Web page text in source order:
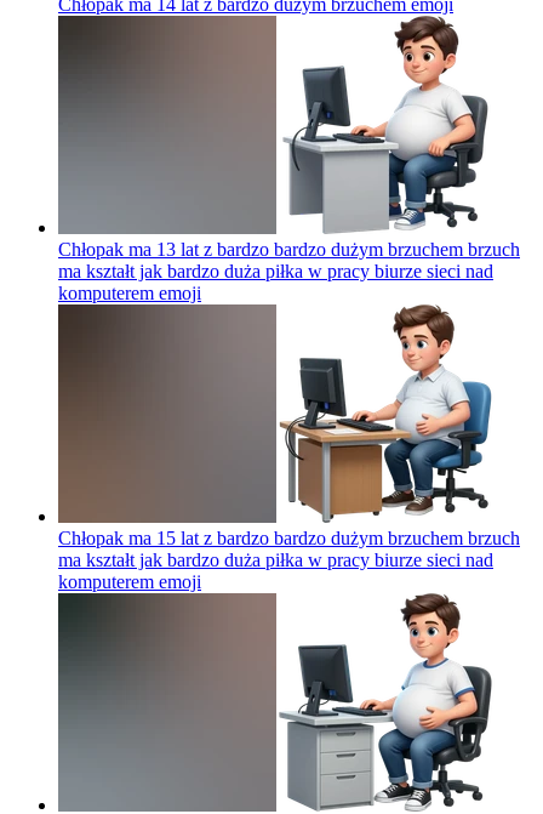
Chłopak ma 13 lat z bardzo bardzo dużym brzuchem brzuch
ma kształt jak bardzo duża piłka w pracy biurze sieci nad
komputerem emoji
Chłopak ma 15 lat z bardzo bardzo dużym brzuchem brzuch
ma kształt jak bardzo duża piłka w pracy biurze sieci nad
komputerem emoji